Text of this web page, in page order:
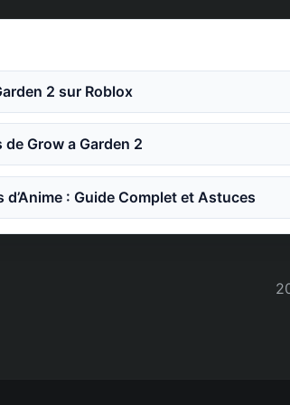
2 sur Roblox
Grow a Garden 2
: Guide Complet et Astuces